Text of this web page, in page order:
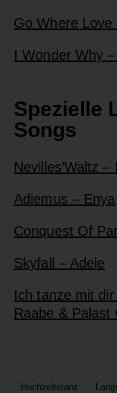
Go Where Love
I Wonder Why
Spezielle
Songs
Nevilles’Waltz
Adiemus – Enya
Conquest Of
Skyfall – Adele
Ich tanze mit
Raabe & Palast
Hochzeitstanz